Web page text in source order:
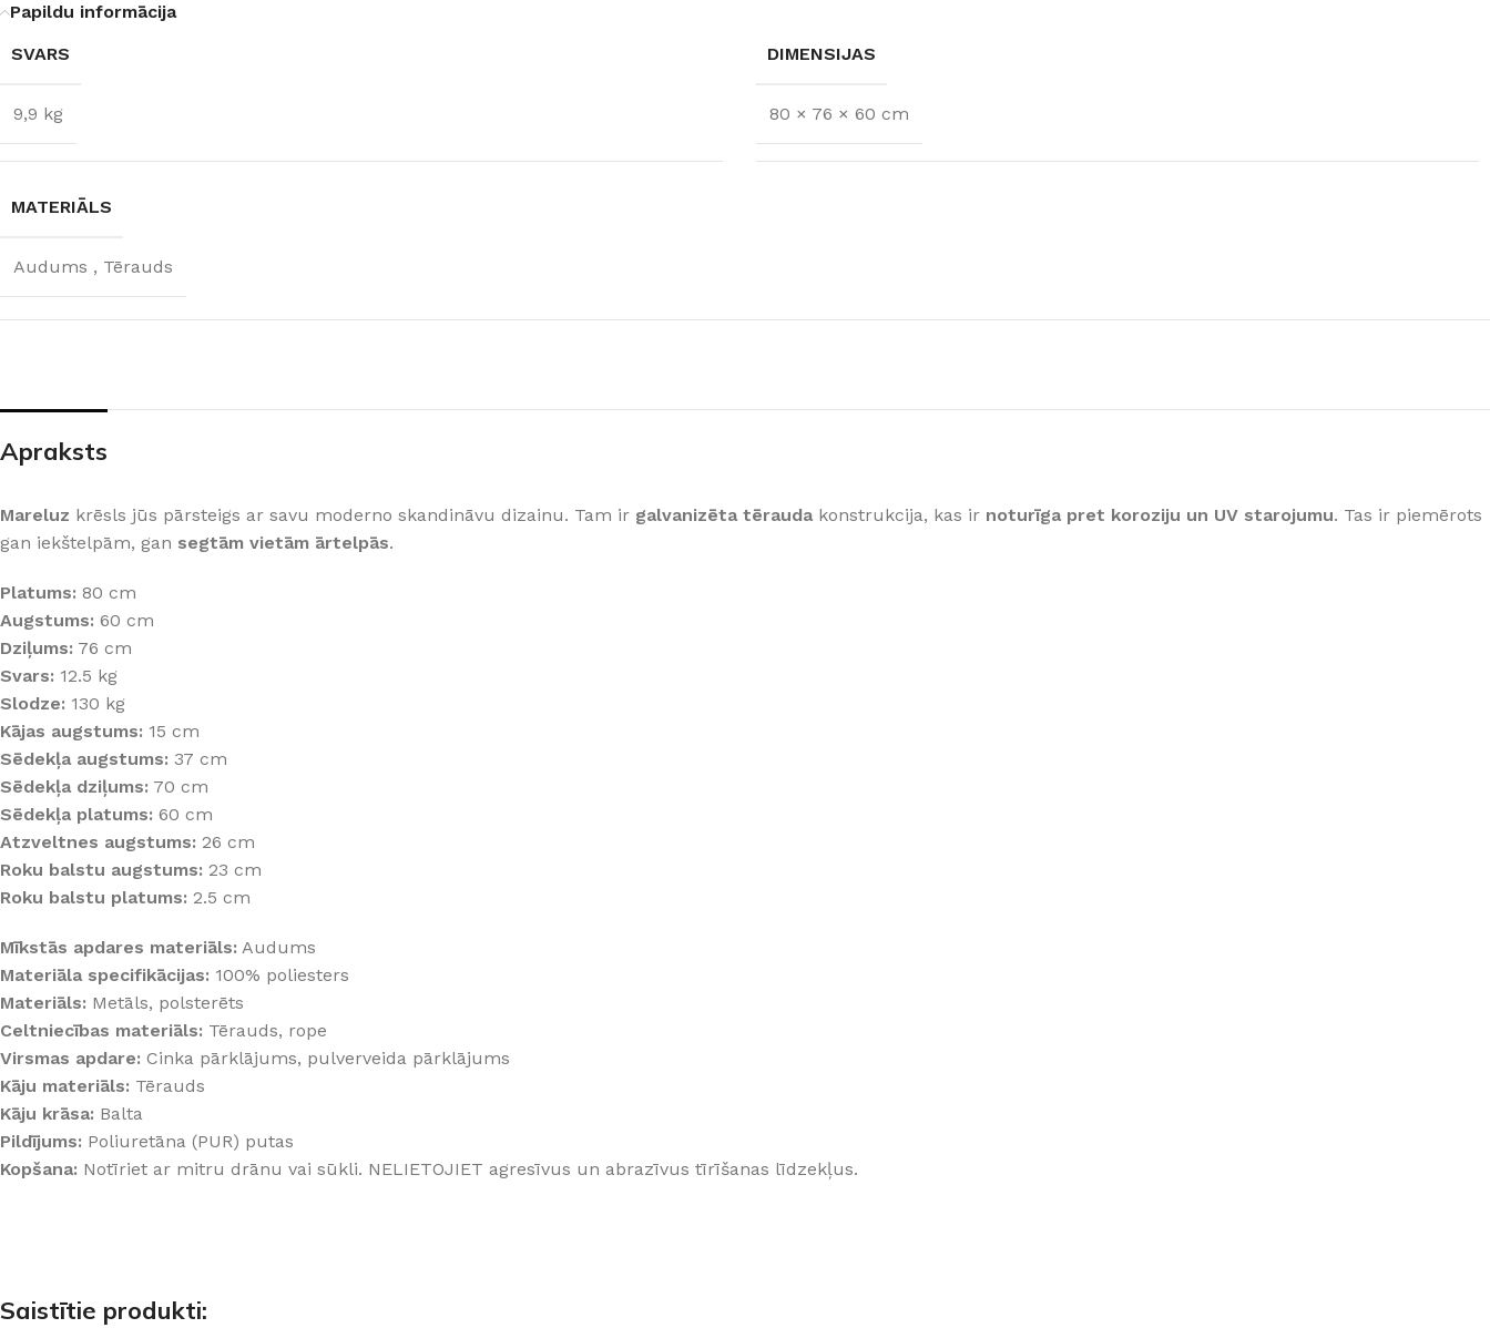
Šķidrās tapetes
risinājums
ŠĶIDRĀS TAPETES
Silk Plaster kolekcijas
Piedevas (lakas, spīdumi un tml.)
Lāpstiņas
Otas
Rullīši
telpām
APDAREI
Krāsas
Skatīt
FLĪZES
Grīdām un sienām
Skatīt
GRĪDAS SEGUMI
Vinila grīdas
Papildu informācija
SVARS
9,9 kg
DIMENSIJAS
80 × 76 × 60 cm
MATERIĀLS
Audums , Tērauds
Apraksts
Mareluz krēsls jūs pārsteigs ar savu moderno skandināvu dizainu. Tam ir galvanizēta tērauda konstrukcija, kas ir noturīga pret koroziju un UV starojumu. Tas ir piemērots
gan iekštelpām, gan segtām vietām ārtelpās.
Platums: 80 cm
Augstums: 60 cm
Dziļums: 76 cm
Svars: 12.5 kg
Slodze: 130 kg
Kājas augstums: 15 cm
Sēdekļa augstums: 37 cm
Sēdekļa dziļums: 70 cm
Sēdekļa platums: 60 cm
Atzveltnes augstums: 26 cm
Roku balstu augstums: 23 cm
Roku balstu platums: 2.5 cm
Mīkstās apdares materiāls: Audums
Materiāla specifikācijas: 100% poliesters
Materiāls: Metāls, polsterēts
Celtniecības materiāls: Tērauds, rope
Virsmas apdare: Cinka pārklājums, pulverveida pārklājums
Kāju materiāls: Tērauds
Kāju krāsa: Balta
Pildījums: Poliuretāna (PUR) putas
Kopšana: Notīriet ar mitru drānu vai sūkli. NELIETOJIET agresīvus un abrazīvus tīrīšanas līdzekļus.
Saistītie produkti: